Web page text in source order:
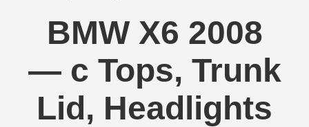
BMW X6 2008
— с Tops, Trunk
Lid, Headlights